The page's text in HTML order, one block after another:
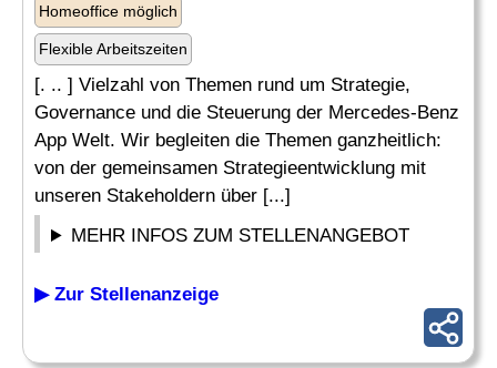
Homeoffice möglich
Flexible Arbeitszeiten
[. .. ] Vielzahl von Themen rund um Strategie,
Governance und die Steuerung der Mercedes-Benz
App Welt. Wir begleiten die Themen ganzheitlich:
von der gemeinsamen Strategieentwicklung mit
unseren Stakeholdern über [...]
MEHR INFOS ZUM STELLENANGEBOT
▶ Zur Stellenanzeige